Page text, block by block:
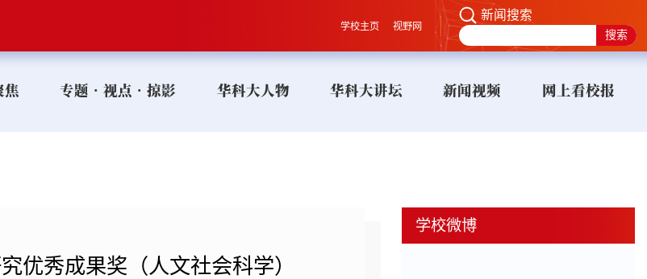
学校主页 视野网
新闻搜索
焦 专题•视点•掠影 华科大人物 华科大讲坛 新闻视频 网上看校报
优秀成果奖（人文社会科学）
学校微博